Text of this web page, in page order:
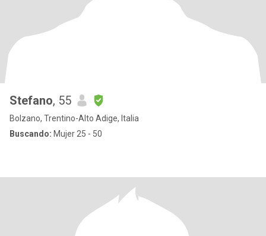
Stefano, 55
Bolzano, Trentino-Alto Adige, Italia
Buscando: Mujer 25 - 50